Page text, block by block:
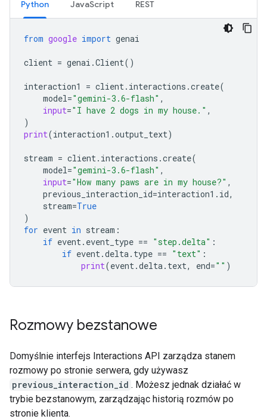
Python JavaScript REST
from google import genai
client = genai .Client()
interaction1 = client. interactions .create(
model="gemini-3.6-flash" ,
input="I have 2 dogs in my house." ,
)
print(interaction1 .output_text)
stream = client. interactions .create(
model="gemini-3.6-flash" ,
input="How many paws are in my house?" ,
previous_interaction_id=interaction1 . id,
stream=True
)
for event in stream :
if event. event_type == "step.delta" :
if event.delta. type == "text" :
print(event.delta. text, end="" )
Rozmowy bezstanowe
Domyślnie interfejs Interactions API zarządza stanem
rozmowy po stronie serwera, gdy używasz
previous_interaction_id . Możesz jednak działać w
trybie bezstanowym, zarządzając historią rozmów po
stronie klienta.